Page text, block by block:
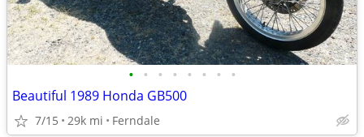
• • • • • • • •
Beautiful 1989 Honda GB500
7/15 29k mi Ferndale